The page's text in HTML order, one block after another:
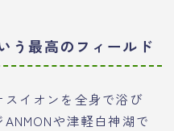
う最高のフィールド
イオンを全身で浴び
や津軽白神湖で